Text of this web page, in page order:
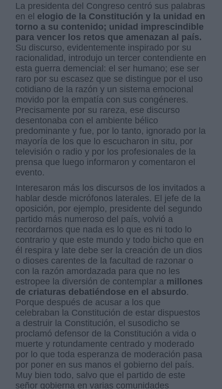
La presidenta del Congreso centró sus palabras
en el elogio de la Constitución y la unidad en
torno a su contenido; unidad imprescindible
para vencer los retos que amenazan al país.
Su discurso, evidentemente inspirado por su
racionalidad, introdujo un tercer contendiente en
esta guerra demencial: el ser humano; ese ser
raro por su escasez que se distingue por el uso
cotidiano de la razón y un sistema emocional
movido por la empatía con sus congéneres.
Precisamente por su rareza, ese discurso
desentonaba con el ambiente bélico
predominante y fue, por lo tanto, ignorado por la
mayoría de los que lo escucharon in situ, por
televisión o radio y por los profesionales de la
prensa que luego informaron y comentaron el
evento.
Interesaron más los discursos de los invitados a
hablar desde micrófonos laterales. El jefe de la
oposición, por ejemplo, presidente del segundo
partido más numeroso del país, volvió a
recordarnos que nada es lo que es ni todo lo
contrario y que este mundo y todo bicho que en
él respira y late debe ser la creación de un dios
o dioses carentes de la facultad de razonar o
con la razón amordazada para que no les
estropee la diversión de contemplar a millones
de criaturas debatiéndose en el absurdo.
Porque después de acusar a los que
celebraban la Constitución de estar dispuestos
a destruir la Constitución, el susodicho se
proclamó defensor de la Constitución a vida o
muerte y rotundamente centrado y moderado
por lo que toda esperanza de moderación pasa
por poner en sus manos el gobierno del país.
Muy bien todo, salvo que el partido de este
señor gobierna en varias comunidades